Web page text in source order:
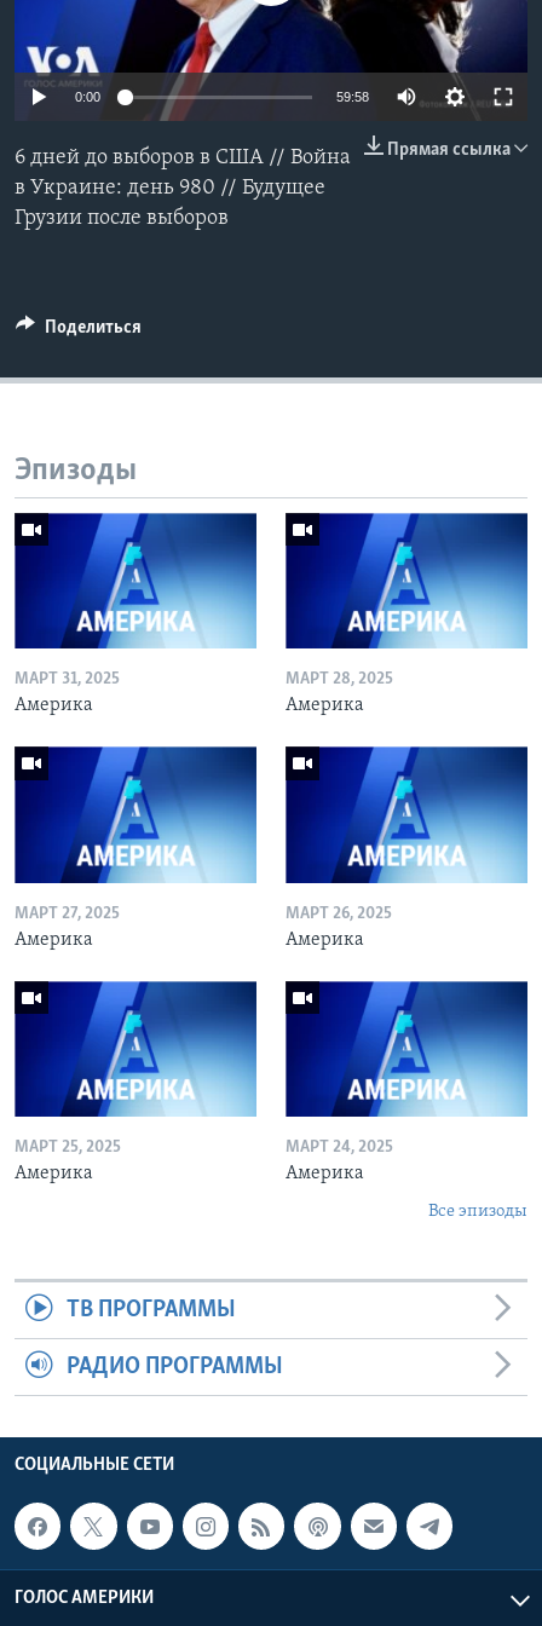
Learning English
СОЦИАЛЬНЫЕ СЕТИ
Языки
0:00 59:58
Прямая ссылка
6 дней до выборов в США // Война
в Украине: день 980 // Будущее
Грузии после выборов
Поделиться
Эпизоды
МАРТ 31, 2025
Америка
МАРТ 28, 2025
Америка
МАРТ 27, 2025
Америка
МАРТ 26, 2025
Америка
МАРТ 25, 2025
Америка
МАРТ 24, 2025
Америка
Все эпизоды
ТВ ПРОГРАММЫ
РАДИО ПРОГРАММЫ
СОЦИАЛЬНЫЕ СЕТИ
ГОЛОС АМЕРИКИ